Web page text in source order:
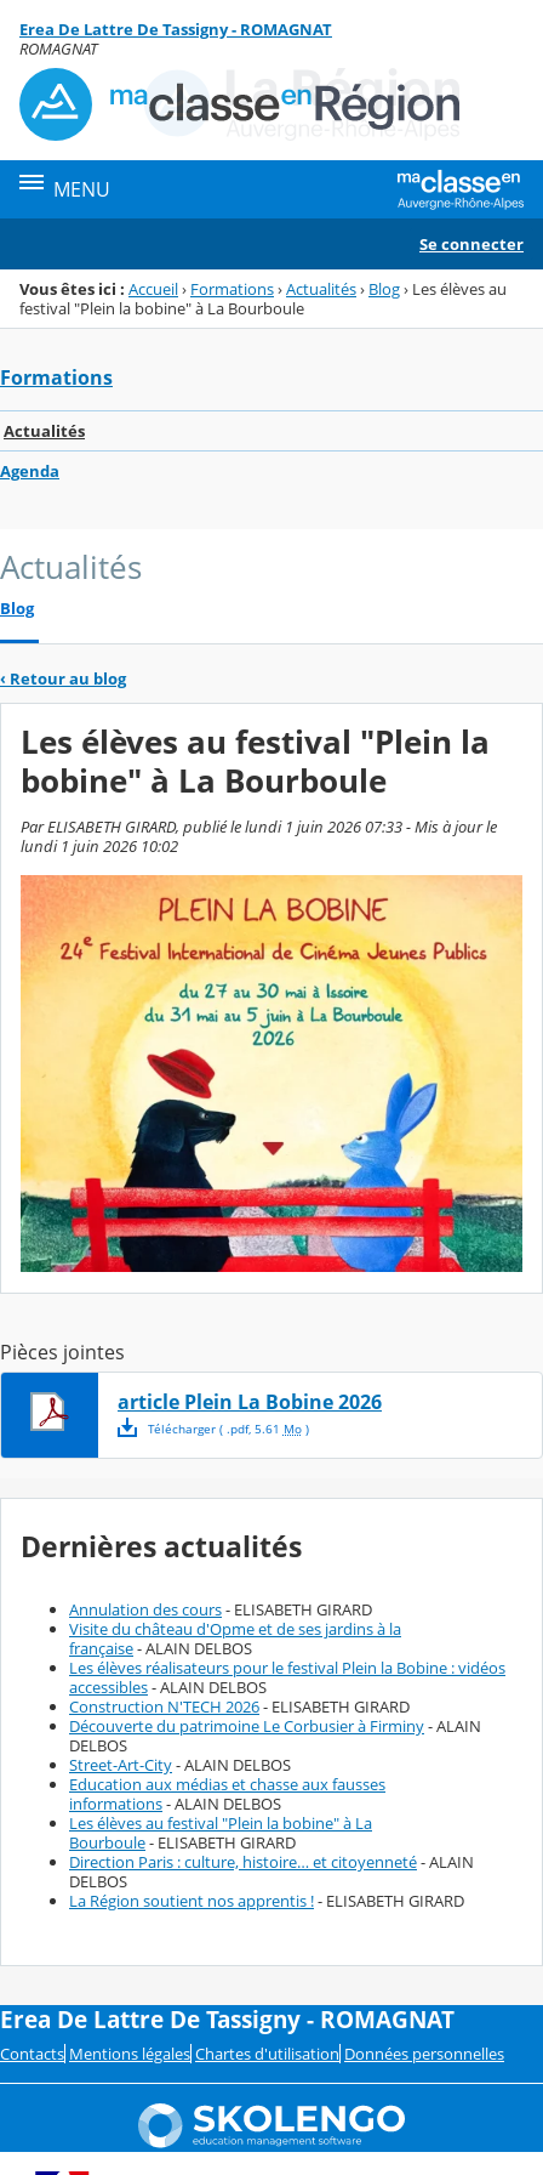
Menu de la rubrique
Contenu
Erea De Lattre De Tassigny - ROMAGNAT
ROMAGNAT
MENU
Se connecter
Vous êtes ici : Accueil› Formations›Actualités› Blog› Les élèves au
festival "Plein la bobine" à La Bourboule
Formations
Actualités
Agenda
Actualités
Blog
‹ Retour au blog
Les élèves au festival "Plein la
bobine" à La Bourboule
Par ELISABETH GIRARD, publié le lundi 1 juin 2026 07:33 - Mis à jour le
lundi 1 juin 2026 10:02
Pièces jointes
article Plein La Bobine 2026
Télécharger( .pdf, 5.61 Mo)
Dernières actualités
Annulation des cours- ELISABETH GIRARD
Visite du château d'Opme et de ses jardins à la
française- ALAIN DELBOS
Les élèves réalisateurs pour le festival Plein la Bobine : vidéos
accessibles- ALAIN DELBOS
Construction N'TECH 2026- ELISABETH GIRARD
Découverte du patrimoine Le Corbusier à Firminy- ALAIN
DELBOS
Street-Art-City- ALAIN DELBOS
Education aux médias et chasse aux fausses
informations- ALAIN DELBOS
Les élèves au festival "Plein la bobine" à La
Bourboule- ELISABETH GIRARD
Direction Paris : culture, histoire… et citoyenneté- ALAIN
DELBOS
La Région soutient nos apprentis !- ELISABETH GIRARD
Erea De Lattre De Tassigny - ROMAGNAT
Contacts Mentions légales Chartes d'utilisation Données personnelles